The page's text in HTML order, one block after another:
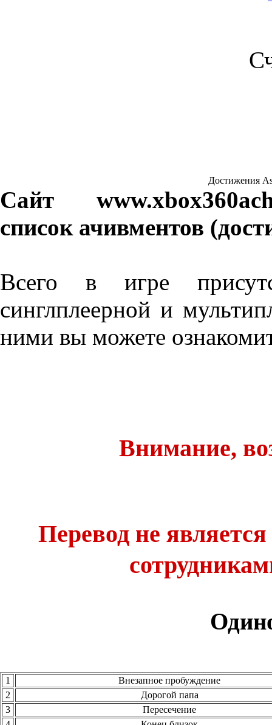
Достижения
Сайт
список ачивментов
Всего в игре
синглплеерной и
ними вы можете
Внимание,
Перевод не
1
Внезапное пробуждение
2
Дорогой папа
3
Пересечение